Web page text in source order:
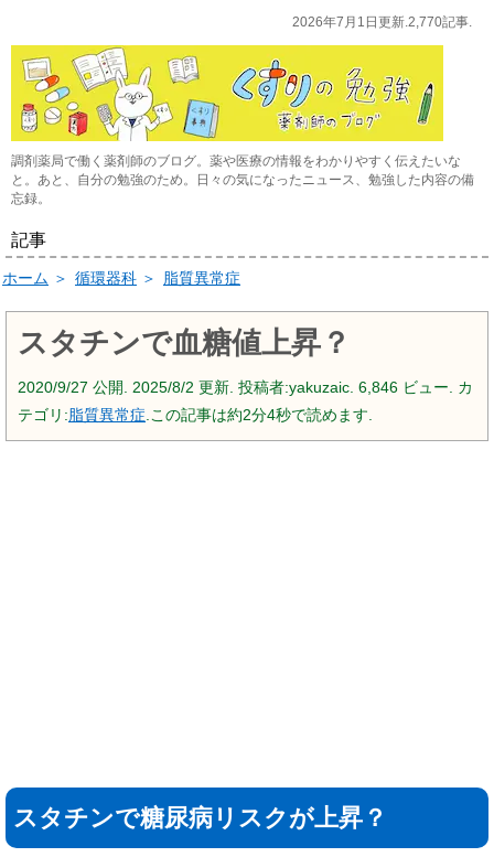
2026年7月1日更新.2,770記事.
調剤薬局で働く薬剤師のブログ。薬や医療の情報をわかりやすく伝えたいな
と。あと、自分の勉強のため。日々の気になったニュース、勉強した内容の備
忘録。
記事
ホーム ＞ 循環器科 ＞ 脂質異常症
スタチンで血糖値上昇？
2020/9/27 公開. 2025/8/2 更新. 投稿者:yakuzaic. 6,846 ビュー. カ
テゴリ:脂質異常症 .この記事は約2分4秒で読めます.
スタチンで糖尿病リスクが上昇？